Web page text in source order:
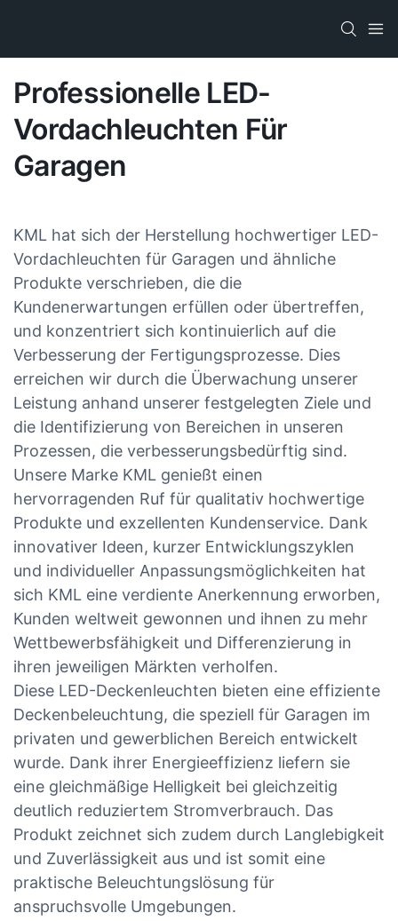
Professionelle LED-
Vordachleuchten Für
Garagen
KML hat sich der Herstellung hochwertiger LED-
Vordachleuchten für Garagen und ähnliche
Produkte verschrieben, die die
Kundenerwartungen erfüllen oder übertreffen,
und konzentriert sich kontinuierlich auf die
Verbesserung der Fertigungsprozesse. Dies
erreichen wir durch die Überwachung unserer
Leistung anhand unserer festgelegten Ziele und
die Identifizierung von Bereichen in unseren
Prozessen, die verbesserungsbedürftig sind.
Unsere Marke KML genießt einen
hervorragenden Ruf für qualitativ hochwertige
Produkte und exzellenten Kundenservice. Dank
innovativer Ideen, kurzer Entwicklungszyklen
und individueller Anpassungsmöglichkeiten hat
sich KML eine verdiente Anerkennung erworben,
Kunden weltweit gewonnen und ihnen zu mehr
Wettbewerbsfähigkeit und Differenzierung in
ihren jeweiligen Märkten verholfen.
Diese LED-Deckenleuchten bieten eine effiziente
Deckenbeleuchtung, die speziell für Garagen im
privaten und gewerblichen Bereich entwickelt
wurde. Dank ihrer Energieeffizienz liefern sie
eine gleichmäßige Helligkeit bei gleichzeitig
deutlich reduziertem Stromverbrauch. Das
Produkt zeichnet sich zudem durch Langlebigkeit
und Zuverlässigkeit aus und ist somit eine
praktische Beleuchtungslösung für
anspruchsvolle Umgebungen.